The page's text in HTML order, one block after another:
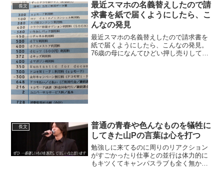
長文
最近スマホの名義替えしたので請
求書を紙で届くようにしたら、こ
んなの発見
最近スマホの名義替えしたので請求書を
紙で届くようにしたら、こんなの発見。
76歳の母になんてひどい押し売りしてる
長文
普通の青春や色んなものを犠牲に
してきた山Pの言葉は心を打つ
勉強しに来てるのに周りのリアクション
がすごかったり仕事との並行は体力的に
もキツくてキャンパスラブも全く無かっ